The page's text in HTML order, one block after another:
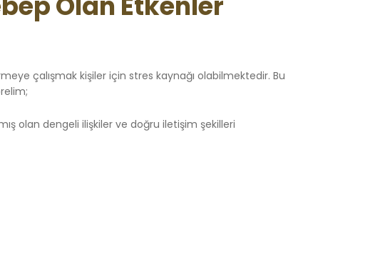
çalışmak kişiler için stres kaynağı olabilmektedir. Bu
olan dengeli ilişkiler ve doğru iletişim şekilleri